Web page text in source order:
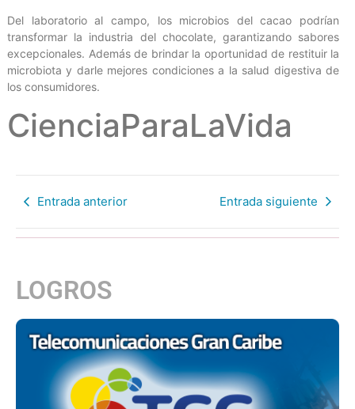
Del laboratorio al campo, los microbios del cacao podrían
transformar la industria del chocolate, garantizando sabores
excepcionales. Además de brindar la oportunidad de restituir la
microbiota y darle mejores condiciones a la salud digestiva de
los consumidores.
CienciaParaLaVida
Entrada anterior Entrada siguiente
LOGROS